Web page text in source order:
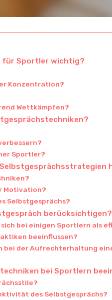
für Sportler wichtig?
Konzentration?
Wettkämpfen?
Sportler?
Motivation?
Selbstgesprächs?
berücksichtigen?
bei einigen Sportlern als
beeinflussen?
bei der Aufrechterhaltung
bei Sportlern
des Selbstgesprächs?